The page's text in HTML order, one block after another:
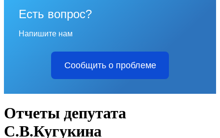
Есть вопрос?
Напишите нам
Сообщить о проблеме
Отчеты депутата
С.В.Кугукина